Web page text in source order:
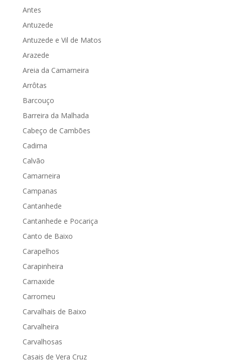
Antes
Antuzede
Antuzede e Vil de Matos
Arazede
Areia da Camarneira
Arrôtas
Barcouço
Barreira da Malhada
Cabeço de Cambões
Cadima
Calvão
Camarneira
Campanas
Cantanhede
Cantanhede e Pocariça
Canto de Baixo
Carapelhos
Carapinheira
Carnaxide
Carromeu
Carvalhais de Baixo
Carvalheira
Carvalhosas
Casais de Vera Cruz